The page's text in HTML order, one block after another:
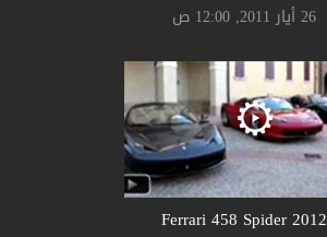
26 أيار 2011, 12:00 ص
2012 Ferrari 458 Spider